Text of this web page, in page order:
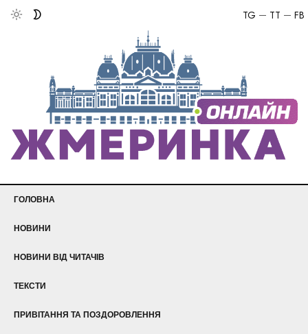
FB
TT
TG
ГОЛОВНА
НОВИНИ
НОВИНИ ВІД ЧИТАЧІВ
ТЕКСТИ
ПРИВІТАННЯ ТА ПОЗДОРОВЛЕННЯ